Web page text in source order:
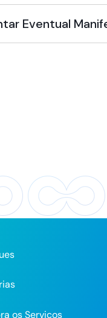
Eventual
os Serviços